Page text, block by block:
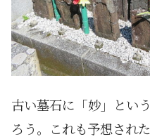
古い墓石に「妙」とい
ろう。これも予想された